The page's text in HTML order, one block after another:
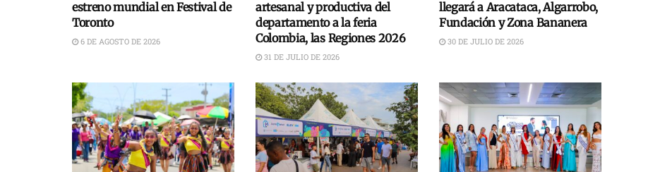
estreno mundial en Festival de
Toronto
6 DE AGOSTO DE 2026
artesanal y productiva del
departamento a la feria
Colombia, las Regiones 2026
31 DE JULIO DE 2026
llegará a Aracataca, Algarrobo,
Fundación y Zona Bananera
30 DE JULIO DE 2026